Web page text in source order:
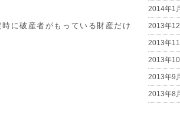
に破産者がもっている財産だけ
2014年1
2013年12
2013年11
2013年10
2013年9
2013年8